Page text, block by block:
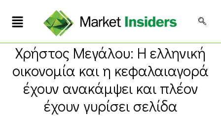
Χρήστος Μεγάλου: Η ελληνική
οικονομία και η κεφαλαιαγορά
έχουν ανακάμψει και πλέον
έχουν γυρίσει σελίδα